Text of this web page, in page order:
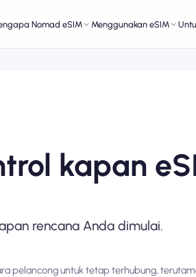
Nomad eSIM Menggunakan eSIM
kapan
rencana Anda dimulai.
pelancong untuk tetap terhubung,